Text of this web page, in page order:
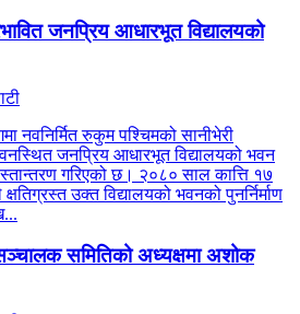
जनप्रिय आधारभूत विद्यालयको
नवनिर्मित रुकुम पश्चिमको सानीभेरी
जनप्रिय आधारभूत विद्यालयको भवन
गरिएको छ। २०८० साल कात्ति १७
उक्त विद्यालयको भवनको पुनर्निर्माण
समितिको अध्यक्षमा अशोक